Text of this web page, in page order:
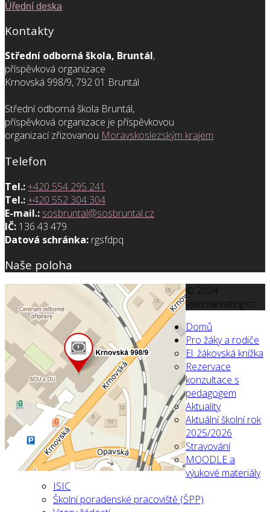
Úřední deska
Kontakty
Střední odborná škola, Bruntál,
příspěvková organizace
Krnovská 998/9, 792 01 Bruntál
Střední odborná škola Bruntál,
příspěvková organizace je příspěvkovou
organizací zřizovanou Moravskoslezským krajem
Telefon
Tel.:+420 554 295 241
Tel.:+420 552 304 304
E-mail.: sosbruntal@sosbruntal.cz
IČ: 136 43 479
Datová schránka: rgsfdpq
Naše poloha
© 2024
vividmarketing.cz
Domů
Pro žáky a rodiče
El. žákovská knížka
Rezervace
konzultace s
pedagogem
Aktuality
Aktuální školní rok
2025/2026
Stravování
MOODLE a
výukové materiály
ISIC
Školní poradenské pracoviště (ŠPP)